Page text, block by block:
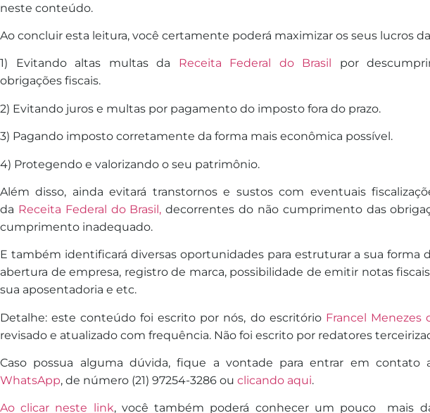
neste conteúdo.
Ao concluir esta leitura, você certamente poderá maximizar os seus lucros
1) Evitando altas multas da Receita Federal do Brasil por de
obrigações fiscais.
2) Evitando juros e multas por pagamento do imposto fora do prazo.
3) Pagando imposto corretamente da forma mais econômica possível.
4) Protegendo e valorizando o seu patrimônio.
Além disso, ainda evitará transtornos e sustos com eventuais
da Receita Federal do Brasil, decorrentes do não cumprimento das
cumprimento inadequado.
E também identificará diversas oportunidades para estruturar a sua forma
abertura de empresa, registrode marca, possibilidade de emitir notas
sua aposentadoria e etc.
Detalhe: este conteúdo foi escrito por nós, do escritório Francel Menezes
revisado e atualizado com frequência. Não foi escrito por redatores
Caso possua alguma dúvida, fique a vontade para entrar em contato
WhatsApp, de número (21) 97254-3286 ou clicando aqui.
Ao clicar neste link, você também poderá conhecer um pouco mais